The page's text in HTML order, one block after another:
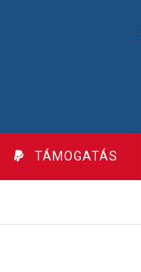
TÁMOGATÁS